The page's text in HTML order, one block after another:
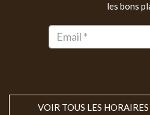
les bons
VOIR TOUS LES